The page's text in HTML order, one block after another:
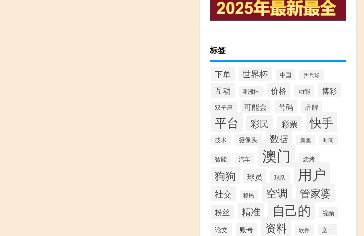
标签
下单 世界杯 中国 乒乓球
互动 亚洲杯 价格 功能 博彩
双子座 可能会 号码 品牌
平台 彩民 彩票 快手
技术 摄像头 数据 新奥 时间
智能 汽车 澳门 烧烤
狗狗 球员 球队 用户
社交 移民 空调 管家婆
粉丝 精准 自己的 视频
论文 账号 资料 软件 这一